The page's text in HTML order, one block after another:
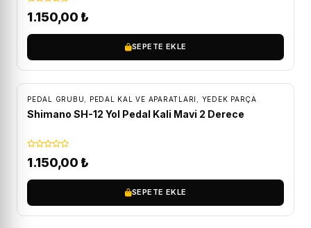
1.150,00 ₺
SEPETE EKLE
PEDAL GRUBU PEDAL KAL VE APARATLARI YEDEK PARÇA
Shimano SH-12 Yol Pedal Kali Mavi 2 Derece
1.150,00 ₺
SEPETE EKLE